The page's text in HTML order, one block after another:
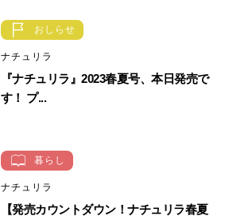
おしらせ
ナチュリラ
『ナチュリラ』2023春夏号、本日発売で
す！ プ...
暮らし
ナチュリラ
【発売カウントダウン！ナチュリラ春夏